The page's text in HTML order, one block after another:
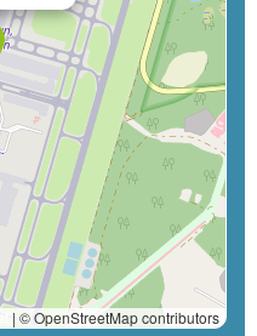
| © OpenStreetMap contributors